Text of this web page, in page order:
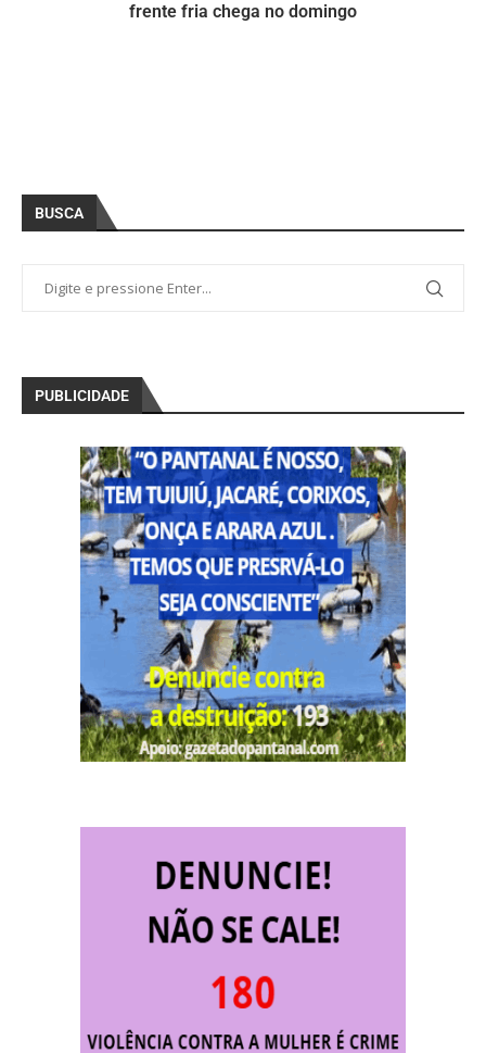
frente fria chega no domingo
BUSCA
PUBLICIDADE